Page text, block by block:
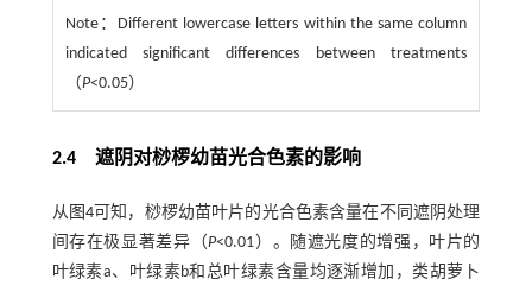
Note： Different lowercase letters within the same column
indicated significant differences between treatments
（P<0.05）
2.4 遮阴对桫椤幼苗光合色素的影响
从图4可知，桫椤幼苗叶片的光合色素含量在不同遮阴处理
间存在极显著差异（P<0.01）。随遮光度的增强，叶片的
叶绿素a、叶绿素b和总叶绿素含量均逐渐增加，类胡萝卜